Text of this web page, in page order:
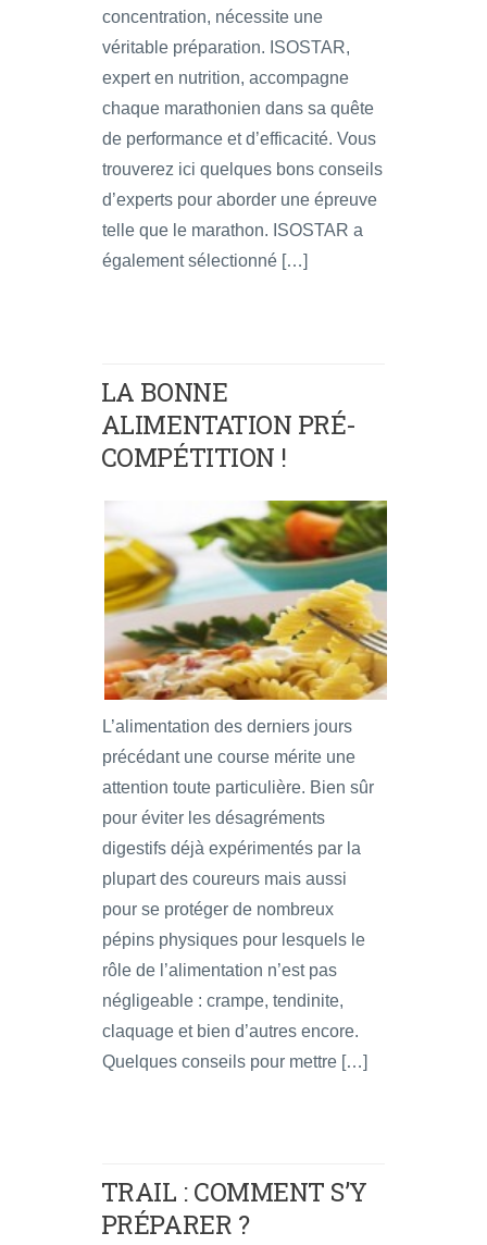
concentration, nécessite une
véritable préparation. ISOSTAR,
expert en nutrition, accompagne
chaque marathonien dans sa quête
de performance et d’efficacité. Vous
trouverez ici quelques bons conseils
d’experts pour aborder une épreuve
telle que le marathon. ISOSTAR a
également sélectionné […]
LA BONNE
ALIMENTATION PRÉ-
COMPÉTITION !
L’alimentation des derniers jours
précédant une course mérite une
attention toute particulière. Bien sûr
pour éviter les désagréments
digestifs déjà expérimentés par la
plupart des coureurs mais aussi
pour se protéger de nombreux
pépins physiques pour lesquels le
rôle de l’alimentation n’est pas
négligeable : crampe, tendinite,
claquage et bien d’autres encore.
Quelques conseils pour mettre […]
TRAIL : COMMENT S’Y
PRÉPARER ?